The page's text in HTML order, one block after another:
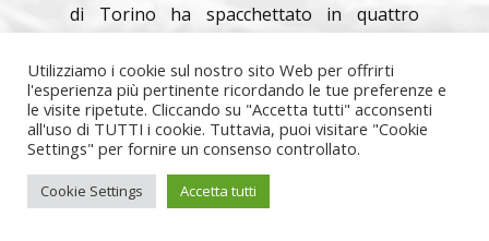
di Torino ha spacchettato in quattro
Torino ha derubricato l’imputazione
daomicidio volontarioaomicidio
colposo.
Questa decisione è stata impugnata in
Cassazione, ma anche questa volta la
Utilizziamo i cookie sul nostro sito Web per offrirti
l'esperienza più pertinente ricordando le tue preferenze e
le visite ripetute. Cliccando su "Accetta tutti" acconsenti
all'uso di TUTTI i cookie. Tuttavia, puoi visitare "Cookie
Settings" per fornire un consenso controllato.
Cookie Settings Accetta tutti